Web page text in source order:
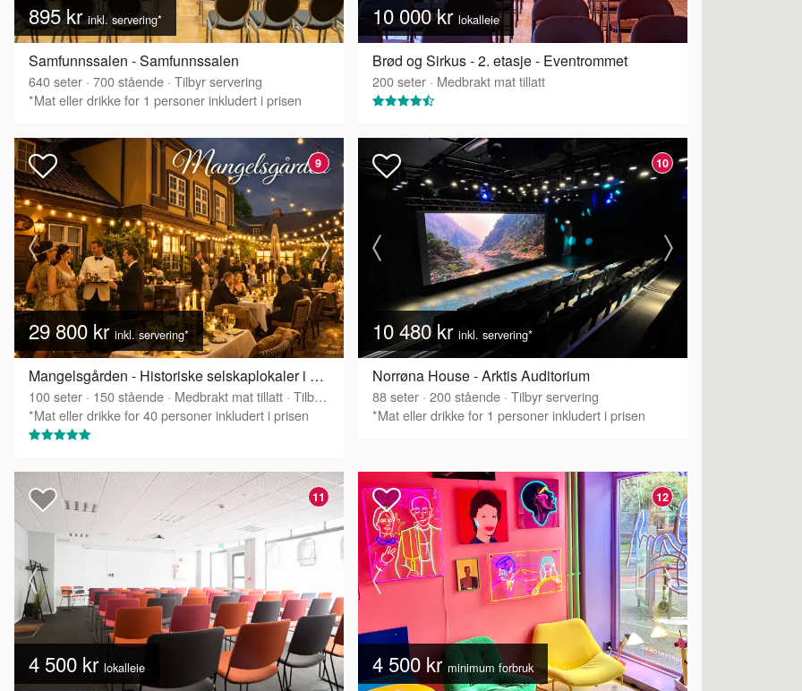
895 krinkl. servering*
Samfunnssalen - Samfunnssalen
640seter · 700stående · Tilbyr servering
*Mat eller drikke for 1 personer inkludert i prisen
10 000 kr lokalleie
Brød og Sirkus - 2. etasje - Eventrommet
200seter · Medbrakt mat tillatt
9
29 800 kr inkl. servering*
Mangelsgården - Historiske selskaplokaler i Oslo sentrum
100seter · 150stående · Medbrakt mat tillatt · Tilbyr servering
*Mat eller drikke for 40 personer inkludert i prisen
10
10 480 kr inkl. servering*
Norrøna House - Arktis Auditorium
88seter · 200stående · Tilbyr servering
*Mat eller drikke for 1 personer inkludert i prisen
11
4 500 kr lokalleie
12
4 500 krminimum forbruk